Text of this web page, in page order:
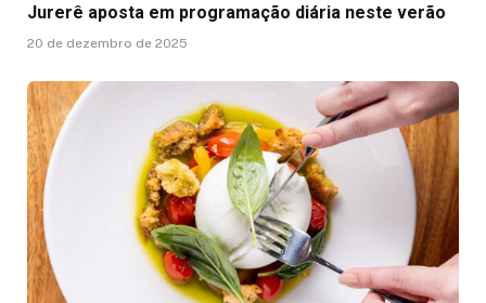
Jurerê aposta em programação diária neste verão
20 de dezembro de 2025